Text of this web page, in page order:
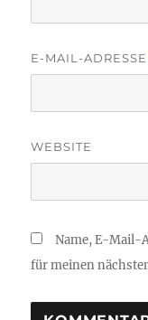
E-MAIL-ADRESSE
WEBSITE
Name, E-Mail-
für meinen